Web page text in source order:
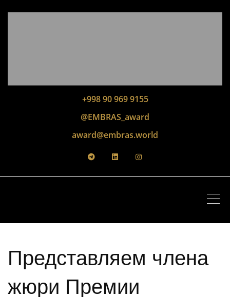
+998 90 969 9155
@EMBRAS_award
award@embras.world
Представляем члена
жюри Премии